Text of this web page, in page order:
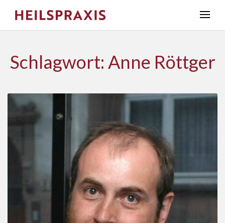
Schlagwort: Anne Röttger